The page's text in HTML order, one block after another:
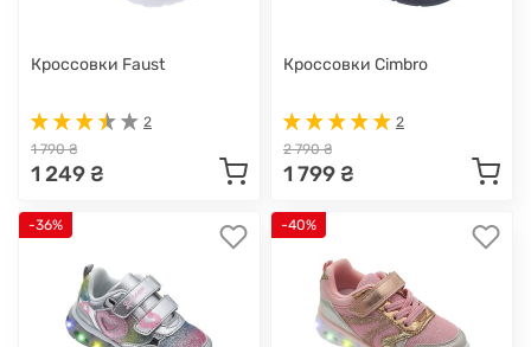
Кроссовки Faust
2
1 790 ₴
1 249 ₴
Кроссовки Cimbro
2
2 790 ₴
1 799 ₴
-36% -40%